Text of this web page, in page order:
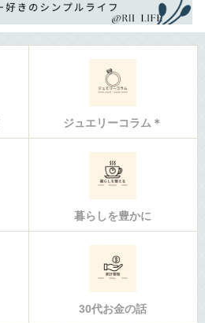
ジュエリーコラム＊
暮らしを豊かに
30代お金の話